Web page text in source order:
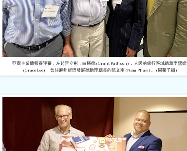
亞裔企業簡報賽評審，左起阮立彬，白勝德 (Grant Pattison) ，人民的銀行區域總裁李熙嬡
(Grace Lee) ，曾任麻州經濟發展聽助理廳長的范文南 (Nam Pham) 。 (周菊子攝)